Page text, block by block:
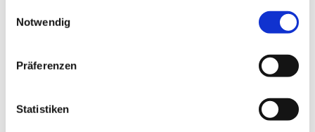
Notwendig
Präferenzen
Statistiken